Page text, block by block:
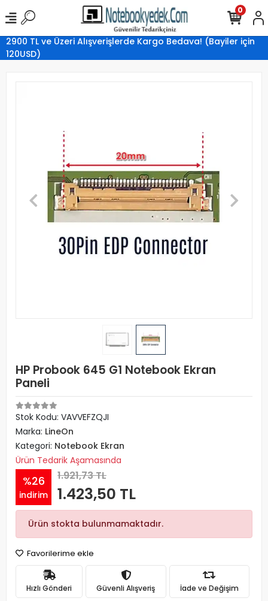
2900 TL ve Üzeri Alışverişlerde Kargo Bedava! (Bayiler için
120USD)
0
HP Probook 645 G1 Notebook Ekran
Paneli
Stok Kodu: VAVVEFZQJI
Marka: LineOn
Kategori: Notebook Ekran
Ürün Tedarik Aşamasında
%26
indirim
1.921,73 TL
1.423,50 TL
Ürün stokta bulunmamaktadır.
Favorilerime ekle
Hızlı Gönderi Güvenli Alışveriş İade ve Değişim